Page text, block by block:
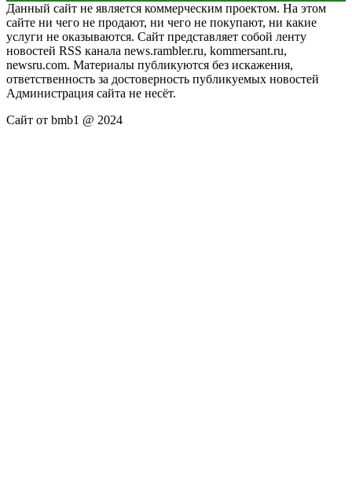
Данный сайт не является коммерческим проектом. На этом
сайте ни чего не продают, ни чего не покупают, ни какие
услуги не оказываются. Сайт представляет собой ленту
новостей RSS канала news.rambler.ru, kommersant.ru,
newsru.com. Материалы публикуются без искажения,
ответственность за достоверность публикуемых новостей
Администрация сайта не несёт.
Сайт от bmb1 @ 2024